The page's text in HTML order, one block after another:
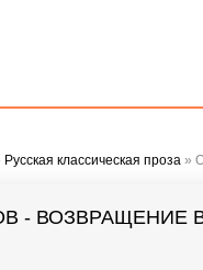
Русская классическая проза »
- ВОЗВРАЩЕНИЕ